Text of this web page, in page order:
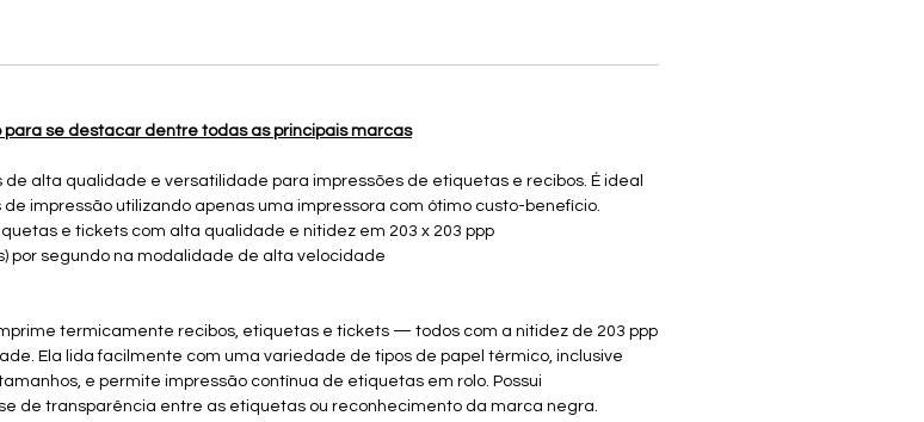
se destacar dentre todas as principais marcas
alta qualidade e versatilidade para impressões de etiquetas e recibos. É ideal
impressão utilizando apenas uma impressora com ótimo custo-benefício.
e tickets com alta qualidade e nitidez em 203 x 203 ppp
por segundo na modalidade de alta velocidade
termicamente recibos, etiquetas e tickets — todos com a nitidez de 203 ppp
Ela lida facilmente com uma variedade de tipos de papel térmico, inclusive
e permite impressão contínua de etiquetas em rolo. Possui
de transparência entre as etiquetas ou reconhecimento da marca negra.